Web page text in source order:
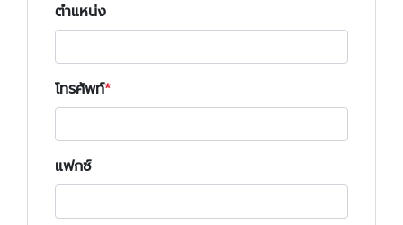
ตำแหน่ง
โทรศัพท์
แฟกซ์